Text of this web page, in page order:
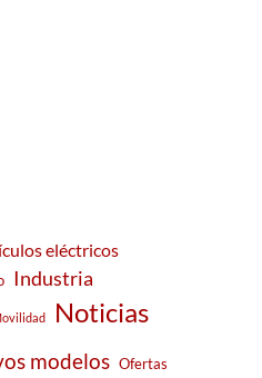
eléctricos
Industria
Noticias
modelos Ofertas